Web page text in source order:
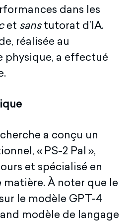
dans les
et sanstutorat d’IA.
réalisée au
physique, a effectué
a conçu un
« PS-2 Pal »,
et spécialisé en
À noter que le
le modèle GPT-4
modèle de langage